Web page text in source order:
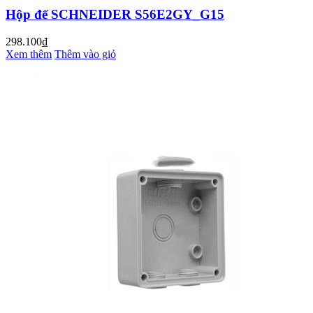
Hộp đế SCHNEIDER S56E2GY_G15
298.100₫
Xem thêm Thêm vào giỏ